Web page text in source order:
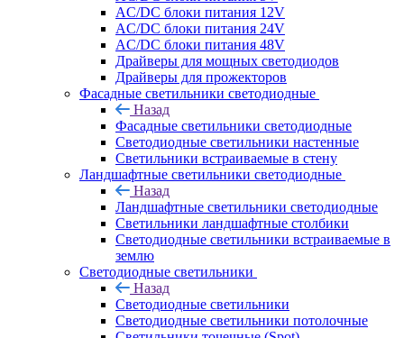
AC/DC блоки питания 12V
AC/DC блоки питания 24V
AC/DC блоки питания 48V
Драйверы для мощных светодиодов
Драйверы для прожекторов
Фасадные светильники светодиодные
Назад
Фасадные светильники светодиодные
Светодиодные светильники настенные
Светильники встраиваемые в стену
Ландшафтные светильники светодиодные
Назад
Ландшафтные светильники светодиодные
Светильники ландшафтные столбики
Светодиодные светильники встраиваемые в
землю
Светодиодные светильники
Назад
Светодиодные светильники
Светодиодные светильники потолочные